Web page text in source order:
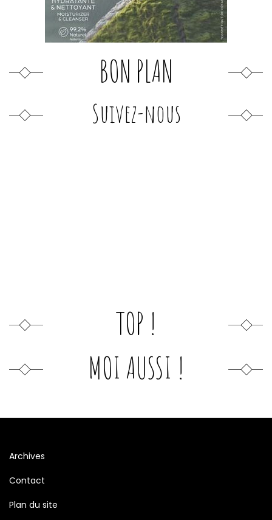
BON PLAN
Suivez-nous
TOP !
MOI AUSSI !
Archives
Contact
Plan du site